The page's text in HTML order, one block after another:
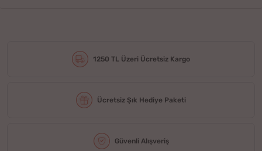
1250 TL Üzeri Ücretsiz Kargo
Ücretsiz Şık Hediye Paketi
Güvenli Alışveriş